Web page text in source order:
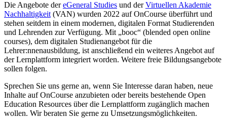
Die Angebote dereGeneral Studies und derVirtuellen Akademie
Nachhaltigkeit (VAN) wurden 2022 auf OnCourse überführt und
stehen seitdem in einem modernen, digitalen Format Studierenden
und Lehrenden zur Verfügung. Mit „booc“ (blended open online
courses), dem digitalen Studienangebot für die
Lehrer:nnenausbildung, ist anschließend ein weiteres Angebot auf
der Lernplattform integriert worden. Weitere freie Bildungsangebote
sollen folgen.
Sprechen Sie uns gerne an, wenn Sie Interesse daran haben, neue
Inhalte auf OnCourse anzubieten oder bereits bestehende Open
Education Resources über die Lernplattform zugänglich machen
wollen. Wir beraten Sie gerne zu Umsetzungsmöglichkeiten.